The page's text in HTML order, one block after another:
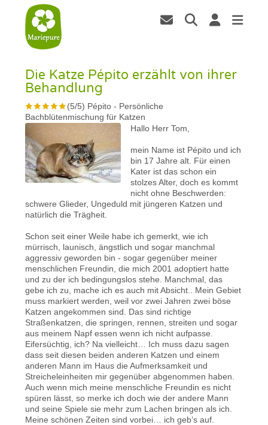
Die Katze Pépito erzählt von ihrer
Behandlung
(5/5) Pépito - Persönliche
Bachblütenmischung für Katzen
Hallo Herr Tom,
mein Name ist Pépito und ich
bin 17 Jahre alt. Für einen
Kater ist das schon ein
stolzes Alter, doch es kommt
nicht ohne Beschwerden:
schwere Glieder, Ungeduld mit jüngeren Katzen und
natürlich die Trägheit.
Schon seit einer Weile habe ich gemerkt, wie ich
mürrisch, launisch, ängstlich und sogar manchmal
aggressiv geworden bin - sogar gegenüber meiner
menschlichen Freundin, die mich 2001 adoptiert hatte
und zu der ich bedingungslos stehe. Manchmal, das
gebe ich zu, mache ich es auch mit Absicht.. Mein Gebiet
muss markiert werden, weil vor zwei Jahren zwei böse
Katzen angekommen sind. Das sind richtige
Straßenkatzen, die springen, rennen, streiten und sogar
aus meinem Napf essen wenn ich nicht aufpasse.
Eifersüchtig, ich? Na vielleicht… Ich muss dazu sagen
dass seit diesen beiden anderen Katzen und einem
anderen Mann im Haus die Aufmerksamkeit und
Streicheleinheiten mir gegenüber abgenommen haben.
Auch wenn mich meine menschliche Freundin es nicht
spüren lässt, so merke ich doch wie der andere Mann
und seine Spiele sie mehr zum Lachen bringen als ich.
Meine schönen Zeiten sind vorbei… ich geb’s auf.